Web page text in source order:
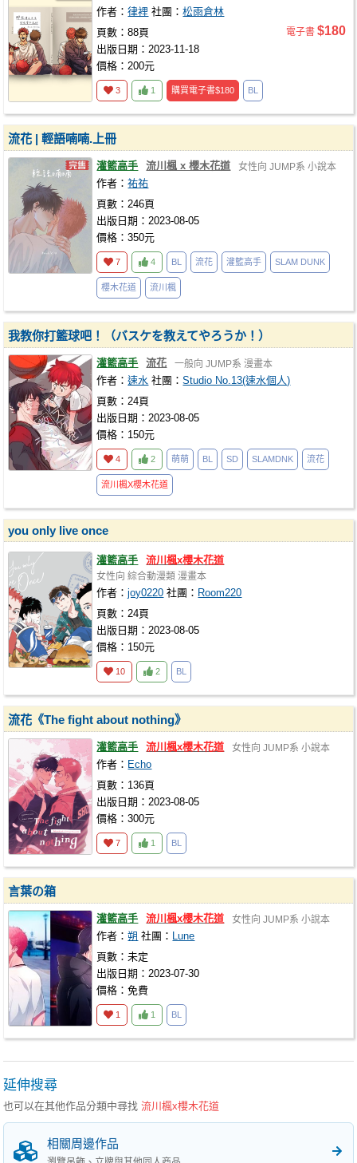
作者：律裡 社團：松雨倉林
頁數：88頁
出版日期：2023-11-18
價格：200元
電子書 $180
3 1 購買電子書$180 BL
流花 | 輕語喃喃.上冊
灌籃高手 流川楓 x 櫻木花道 女性向 JUMP系 小說本
作者：祐祐
頁數：246頁
出版日期：2023-08-05
價格：350元
7 4 BL 流花 灌籃高手 SLAM DUNK
櫻木花道 流川楓
我教你打籃球吧！（バスケを教えてやろうか！）
灌籃高手 流花 一般向 JUMP系 漫畫本
作者：速水 社團：Studio No.13(速水個人)
頁數：24頁
出版日期：2023-08-05
價格：150元
4 2 萌萌 BL SD SLAMDNK 流花
流川楓X櫻木花道
you only live once
灌籃高手 流川楓x櫻木花道
女性向 綜合動漫類 漫畫本
作者：joy0220 社團： Room220
頁數：24頁
出版日期：2023-08-05
價格：150元
10 2 BL
流花《The fight about nothing》
灌籃高手 流川楓x櫻木花道 女性向 JUMP系 小說本
作者： Echo
頁數：136頁
出版日期：2023-08-05
價格：300元
7 1 BL
言葉の箱
灌籃高手 流川楓x櫻木花道 女性向 JUMP系 小說本
作者：朔 社團： Lune
頁數：未定
出版日期：2023-07-30
價格：免費
1 1 BL
延伸搜尋
也可以在其他作品分類中尋找流川楓x櫻木花道
相關周邊作品